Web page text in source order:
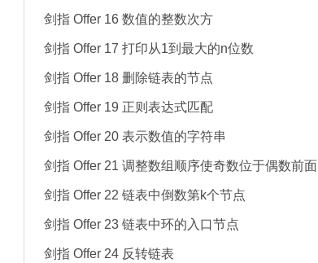
剑指 Offer 16 数值的整数次方
剑指 Offer 17 打印从1到最大的n位数
剑指 Offer 18 删除链表的节点
剑指 Offer 19 正则表达式匹配
剑指 Offer 20 表示数值的字符串
剑指 Offer 21 调整数组顺序使奇数位于偶数前面
剑指 Offer 22 链表中倒数第k个节点
剑指 Offer 23 链表中环的入口节点
剑指 Offer 24 反转链表